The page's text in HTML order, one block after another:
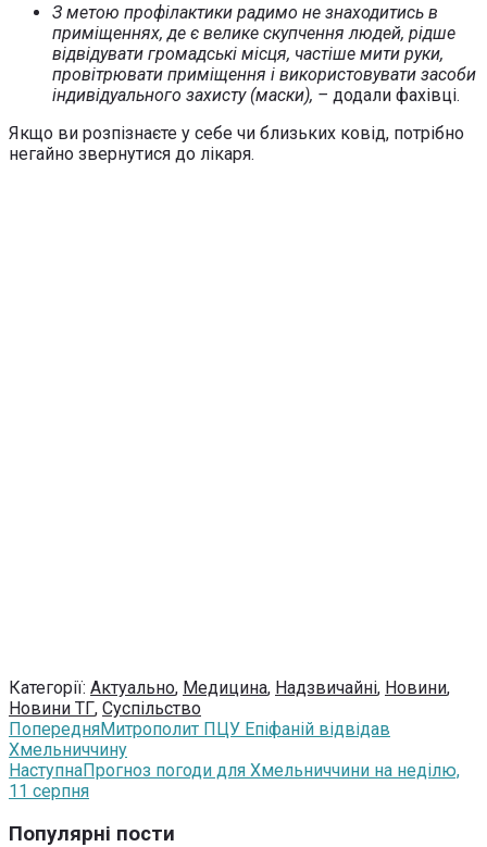
З метою профілактики радимо не знаходитись в
приміщеннях, де є велике скупчення людей, рідше
відвідувати громадські місця, частіше мити руки,
провітрювати приміщення і використовувати засоби
індивідуального захисту (маски), – додали фахівці.
Якщо ви розпізнаєте у себе чи близьких ковід, потрібно
негайно звернутися до лікаря.
Категорії: Актуально, Медицина, Надзвичайні, Новини,
Новини ТГ, Суспільство
ПопередняМитрополит ПЦУ Епіфаній відвідав
Хмельниччину
НаступнаПрогноз погоди для Хмельниччини на неділю,
11 серпня
Популярні пости